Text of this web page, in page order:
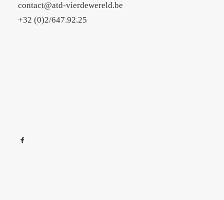
contact@atd-vierdewereld.be
+32 (0)2/647.92.25